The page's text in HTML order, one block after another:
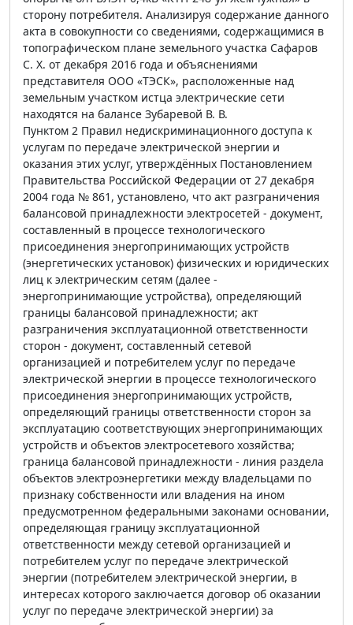
сторону потребителя. Анализируя содержание данного
акта в совокупности со сведениями, содержащимися в
топографическом плане земельного участка Сафаров
С. Х. от декабря 2016 года и объяснениями
представителя ООО «ТЭСК», расположенные над
земельным участком истца электрические сети
находятся на балансе Зубаревой В. В.
Пунктом 2 Правил недискриминационного доступа к
услугам по передаче электрической энергии и
оказания этих услуг, утверждённых Постановлением
Правительства Российской Федерации от 27 декабря
2004 года № 861, установлено, что акт разграничения
балансовой принадлежности электросетей - документ,
составленный в процессе технологического
присоединения энергопринимающих устройств
(энергетических установок) физических и юридических
лиц к электрическим сетям (далее -
энергопринимающие устройства), определяющий
границы балансовой принадлежности; акт
разграничения эксплуатационной ответственности
сторон - документ, составленный сетевой
организацией и потребителем услуг по передаче
электрической энергии в процессе технологического
присоединения энергопринимающих устройств,
определяющий границы ответственности сторон за
эксплуатацию соответствующих энергопринимающих
устройств и объектов электросетевого хозяйства;
граница балансовой принадлежности - линия раздела
объектов электроэнергетики между владельцами по
признаку собственности или владения на ином
предусмотренном федеральными законами основании,
определяющая границу эксплуатационной
ответственности между сетевой организацией и
потребителем услуг по передаче электрической
энергии (потребителем электрической энергии, в
интересах которого заключается договор об оказании
услуг по передаче электрической энергии) за